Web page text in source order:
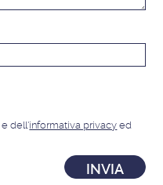
e dell'informativa privacy ed